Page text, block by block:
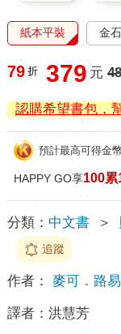
紙本平裝 金
79 折 379 元
認購希望書包，
預計最高可得金幣
HAPPY GO享100累
分類： 中文書 ＞
追蹤
作者： 麥可．路
譯者： 洪慧芳